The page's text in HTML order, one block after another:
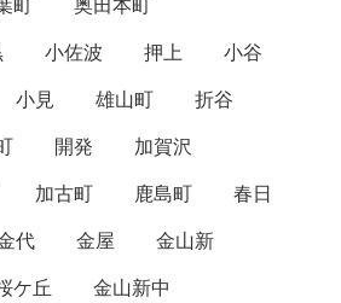
小佐波 押上
小谷
小見 雄山町
折谷
開発
加賀沢
加古町 鹿島町
春日
代 金屋
金山新
ケ丘
金山新中